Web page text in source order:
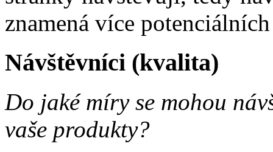
znamená více
Návštěvníci (kvalita)
Do jaké míry se mohou
vaše produkty?